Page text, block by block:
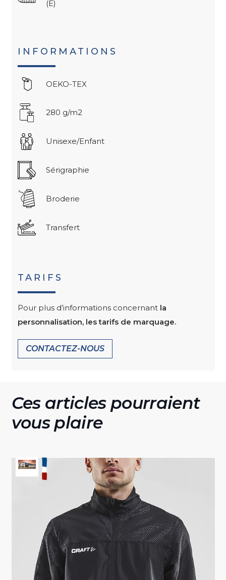
(E)
INFORMATIONS
OEKO-TEX
280 g/m2
Unisexe/Enfant
Sérigraphie
Broderie
Transfert
TARIFS
Pour plus d’informations concernantla
personnalisation, les tarifs de marquage.
CONTACTEZ-NOUS
Ces articles pourraient
vous plaire